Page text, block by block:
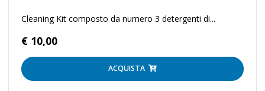
Cleaning Kit composto da numero 3 detergenti di...
€ 10,00
ACQUISTA